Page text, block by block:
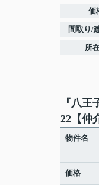
価
間取り/
所
『八
22【仲
物件名
価格